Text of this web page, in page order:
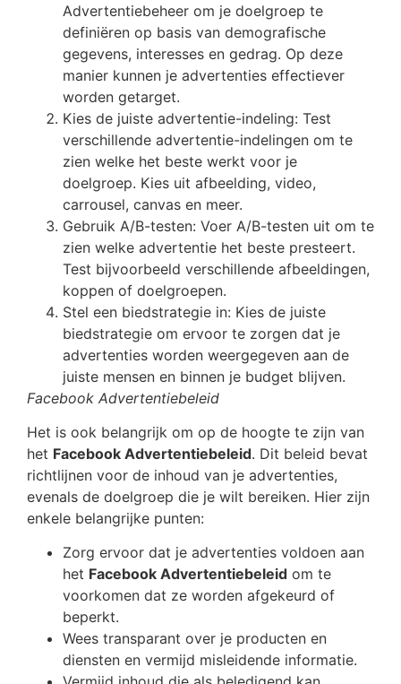
Advertentiebeheer om je doelgroep te
definiëren op basis van demografische
gegevens, interesses en gedrag. Op deze
manier kunnen je advertenties effectiever
worden getarget.
Kies de juiste advertentie-indeling: Test
verschillende advertentie-indelingen om te
zien welke het beste werkt voor je
doelgroep. Kies uit afbeelding, video,
carrousel, canvas en meer.
Gebruik A/B-testen: Voer A/B-testen uit om te
zien welke advertentie het beste presteert.
Test bijvoorbeeld verschillende afbeeldingen,
koppen of doelgroepen.
Stel een biedstrategie in: Kies de juiste
biedstrategie om ervoor te zorgen dat je
advertenties worden weergegeven aan de
juiste mensen en binnen je budget blijven.
Facebook Advertentiebeleid
Het is ook belangrijk om op de hoogte te zijn van
het Facebook Advertentiebeleid. Dit beleid bevat
richtlijnen voor de inhoud van je advertenties,
evenals de doelgroep die je wilt bereiken. Hier zijn
enkele belangrijke punten:
Zorg ervoor dat je advertenties voldoen aan
het Facebook Advertentiebeleid om te
voorkomen dat ze worden afgekeurd of
beperkt.
Wees transparant over je producten en
diensten en vermijd misleidende informatie.